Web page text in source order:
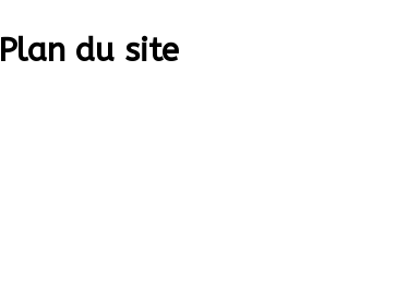
Plan du site